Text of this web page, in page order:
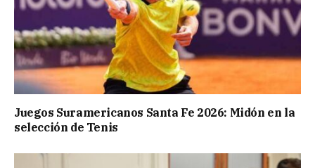
Juegos Suramericanos Santa Fe 2026: Midón en la
selección de Tenis